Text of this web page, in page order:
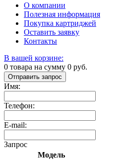
О компании
Полезная информация
Покупка картриджей
Оставить заявку
Контакты
В вашей корзине:
0 товара на сумму 0 руб.
Отправить запрос
Имя:
Телефон:
E-mail:
Запрос
Модель